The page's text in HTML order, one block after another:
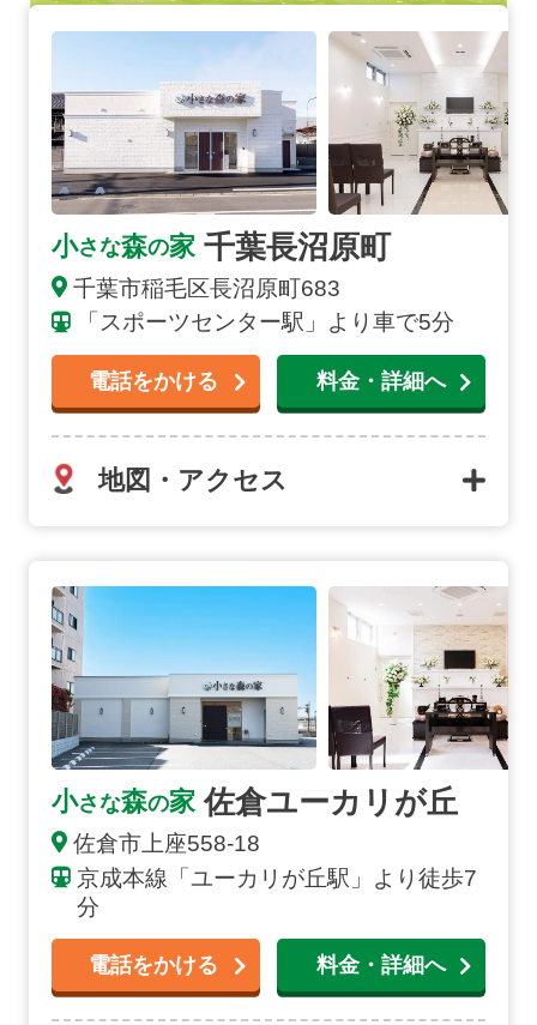
小さな森の家 千葉長沼原町
千葉市稲毛区長沼原町683
「スポーツセンター駅」より車で5分
電話をかける 料金・詳細へ
地図・アクセス
小さな森の家 佐倉ユーカリが丘
佐倉市上座558-18
京成本線「ユーカリが丘駅」より徒歩7
分
電話をかける 料金・詳細へ